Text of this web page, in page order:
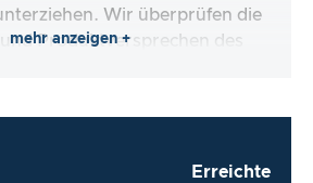
Wir überprüfen die
und Produktversprechen des
mehr anzeigen +
Erreichte